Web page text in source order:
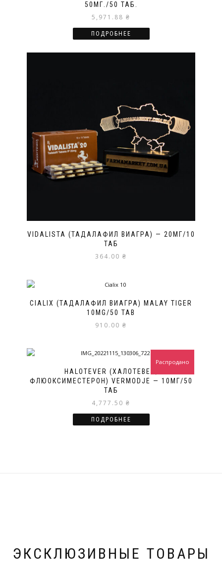
50МГ./50 ТАБ.
5,971.88 ₴
ПОДРОБНЕЕ
VIDALISTA (ТАДАЛАФИЛ ВИАГРА) — 20МГ/10
ТАБ
364.00 ₴
CIALIX (ТАДАЛАФИЛ ВИАГРА) MALAY TIGER
10MG/50 TAB
910.00 ₴
HALOTEVER (ХАЛОТЕВЕР,
ФЛЮОКСИМЕСТЕРОН) VERMODJE — 10МГ/50
ТАБ
4,777.50 ₴
Распродано
ПОДРОБНЕЕ
ЭКСКЛЮЗИВНЫЕ ТОВАРЫ